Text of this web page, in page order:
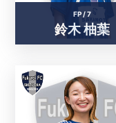
FP /7
鈴木 柚葉